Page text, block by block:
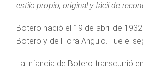
estilo propio, original y fácil de
Botero nació el 19 de abril de
Botero y de Flora Angulo. Fue el
La infancia de Botero transcurrió